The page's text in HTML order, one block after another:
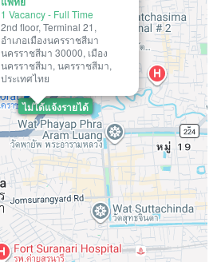
ไม่ได้แจ้งรายได้
1 Vacancy- Full Time
2nd floor, Terminal 21,
อำเภอเมืองนครราชสีมา
นครราชสีมา 30000, เมือง
นครราชสีมา, นครราชสีมา,
ประเทศไทย